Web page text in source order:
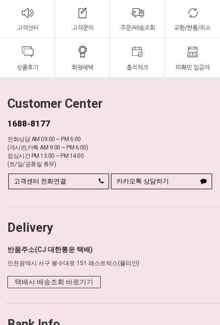
Customer Center
1688-8177
전화상담 AM 09:00 ~ PM 6:00
(게시판,카톡 AM 9:00 ~ PM 6:00)
점심시간 PM 13:00 ~ PM 14:00
(토/일/공휴일 휴무)
고객센터 전화연결 카카오톡 상담하기
Delivery
반품주소(CJ 대한통운 택배)
인천광역시 서구 봉수대로 151 패스트박스(뮬리안)
택배사 배송조회 바로가기